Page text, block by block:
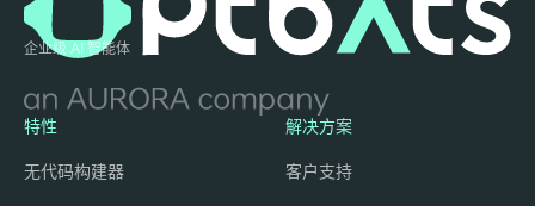
企业级 AI 智能体
特性
无代码构建器
解决方案
客户支持